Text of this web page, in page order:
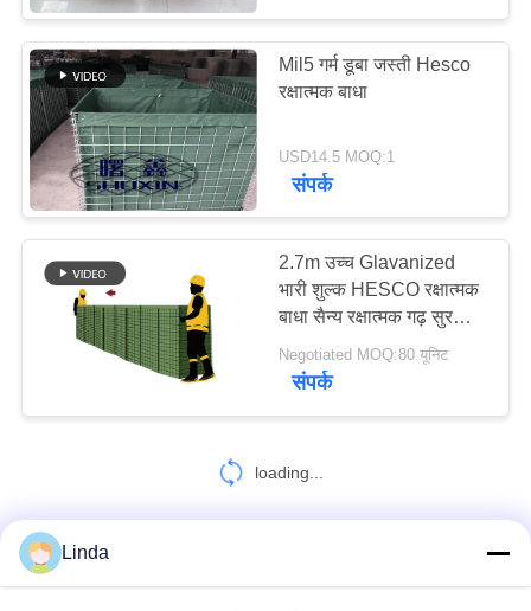
Mil5 गर्म डूबा जस्ती Hesco
रक्षात्मक बाधा
USD14.5 MOQ:1
संपर्क
2.7m उच्च Glavanized
भारी शुल्क HESCO रक्षात्मक
बाधा सैन्य रक्षात्मक गढ़ सुरक्षा
दीवार के लिए इस्तेमाल किया
Negotiated MOQ:80 यूनिट
संपर्क
loading...
Linda